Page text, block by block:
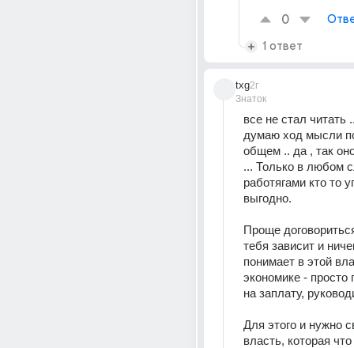
0
1 ответ
txg
Знаток
2г
все не стал
думаю ход мысли
общем .. да , так
... Только в любом
работягами кто то
выгодно.
Проще
тебя зависит и
понимает в этой
экономике - просто
на заплату,
Для этого и нужно
власть, которая